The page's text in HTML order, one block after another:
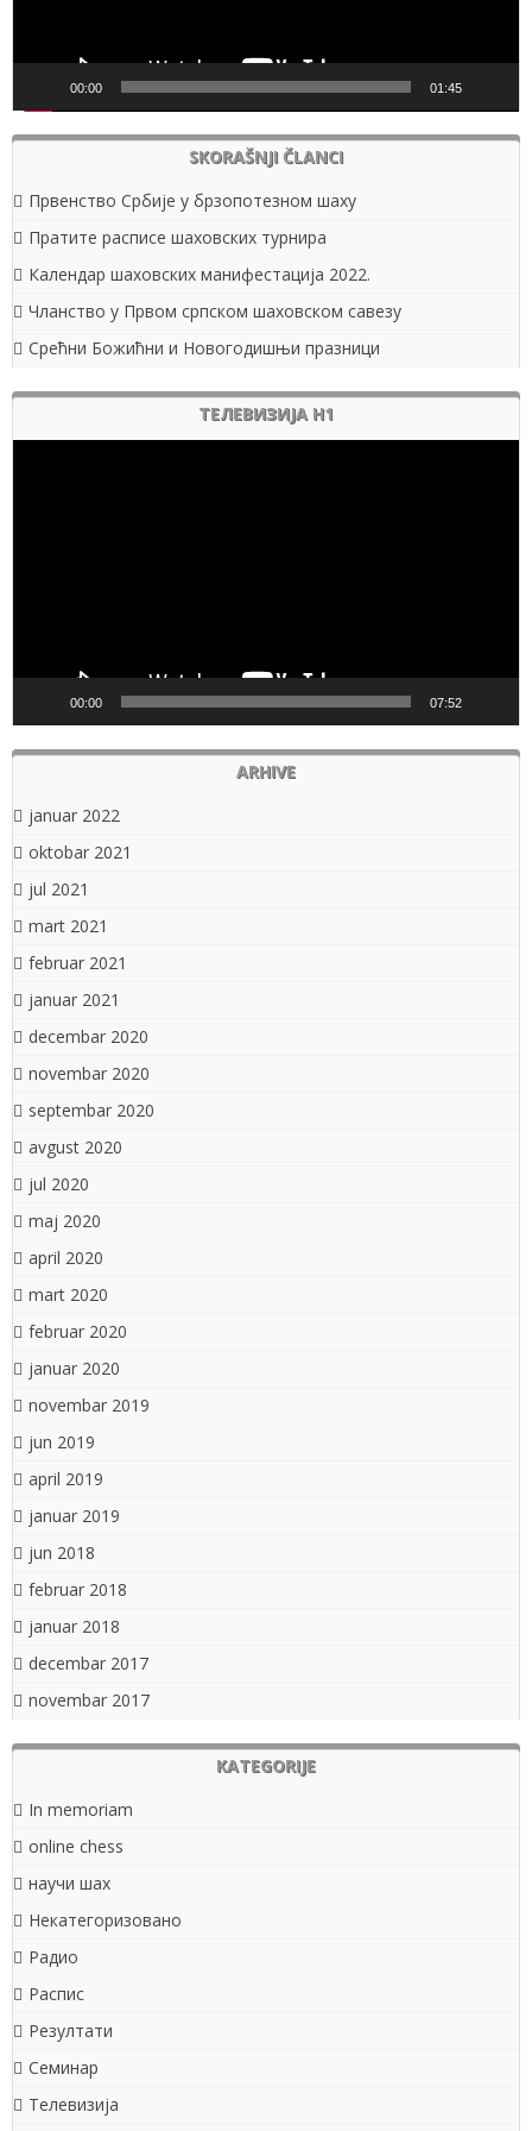
00:00 01:45
SKORAŠNJI ČLANCI
Првенство Србије у брзопотезном шаху
Пратите расписе шаховских турнира
Календар шаховских манифестација 2022.
Чланство у Првом српском шаховском савезу
Срећни Божићни и Новогодишњи празници
ТЕЛЕВИЗИЈА Н1
00:00 07:52
ARHIVE
januar 2022
oktobar 2021
jul 2021
mart 2021
februar 2021
januar 2021
decembar 2020
novembar 2020
septembar 2020
avgust 2020
jul 2020
maj 2020
april 2020
mart 2020
februar 2020
januar 2020
novembar 2019
jun 2019
april 2019
januar 2019
jun 2018
februar 2018
januar 2018
decembar 2017
novembar 2017
KATEGORIJE
In memoriam
online chess
научи шах
Некатегоризовано
Радио
Распис
Резултати
Семинар
Телевизија